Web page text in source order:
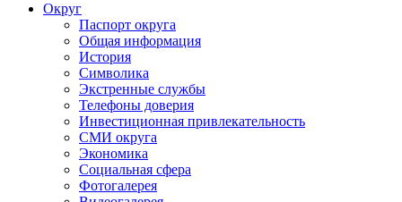
Округ
Паспорт округа
Общая информация
История
Символика
Экстренные службы
Телефоны доверия
Инвестиционная привлекательность
СМИ округа
Экономика
Социальная сфера
Фотогалерея